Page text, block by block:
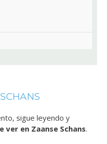
sigue leyendo y
ver en Zaanse Schans.